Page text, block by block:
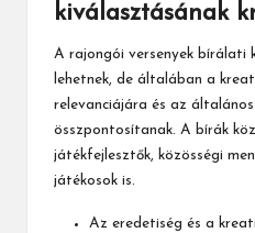
kiválasztásának
A rajongói versenyek bírálati
lehetnek, de általában a
relevanciájára és az általános
összpontosítanak. A bírák
játékfejlesztők, közösségi
játékosok is.
Az eredetiség és a